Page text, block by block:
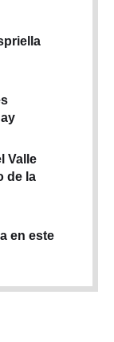
Valle
de la
en este